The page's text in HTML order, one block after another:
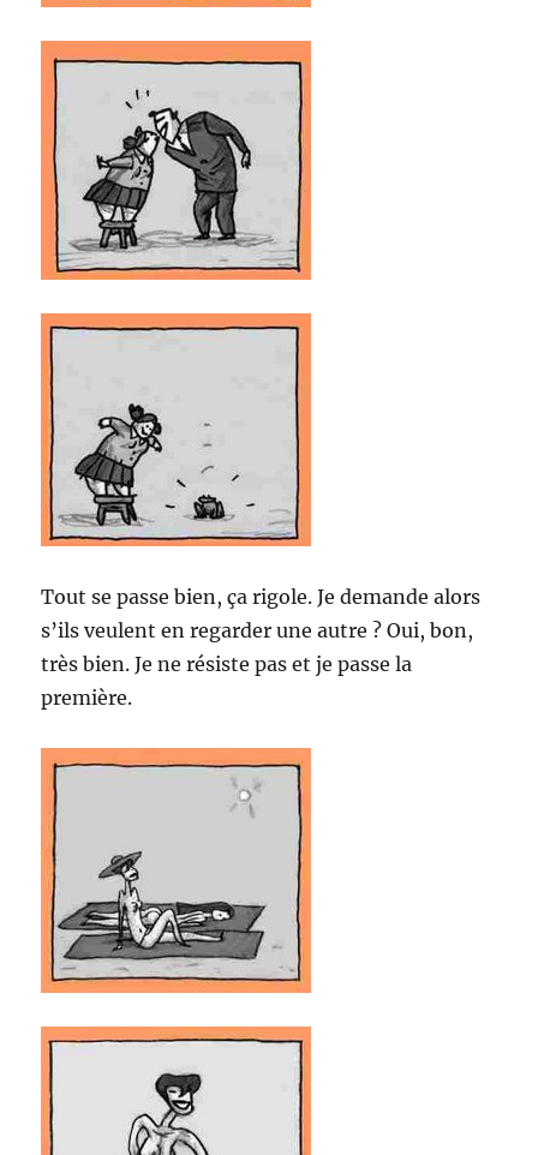
Tout se passe bien, ça rigole. Je demande alors
s’ils veulent en regarder une autre ? Oui, bon,
très bien. Je ne résiste pas et je passe la
première.